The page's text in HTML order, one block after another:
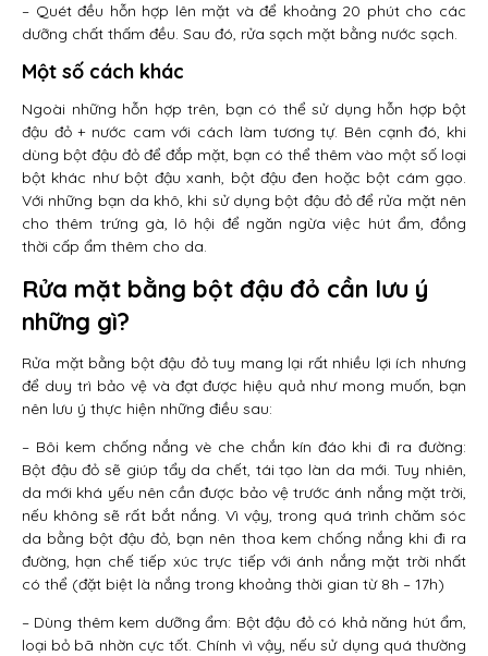
– Quét đều hỗn hợp lên mặt và để khoảng 20 phút cho các
dưỡng chất thấm đều. Sau đó, rửa sạch mặt bằng nước sạch.
Một số cách khác
Ngoài những hỗn hợp trên, bạn có thể sử dụng hỗn hợp bột
đậu đỏ + nước cam với cách làm tương tự. Bên cạnh đó, khi
dùng bột đậu đỏ để đắp mặt, bạn có thể thêm vào một số loại
bột khác như bột đậu xanh, bột đậu đen hoặc bột cám gạo.
Với những bạn da khô, khi sử dụng bột đậu đỏ để rửa mặt nên
cho thêm trứng gà, lô hội để ngăn ngừa việc hút ẩm, đồng
thời cấp ẩm thêm cho da.
Rửa mặt bằng bột đậu đỏ cần lưu ý
những gì?
Rửa mặt bằng bột đậu đỏ tuy mang lại rất nhiều lợi ích nhưng
để duy trì bảo vệ và đạt được hiệu quả như mong muốn, bạn
nên lưu ý thực hiện những điều sau:
– Bôi kem chống nắng vè che chắn kín đáo khi đi ra đường:
Bột đậu đỏ sẽ giúp tẩy da chết, tái tạo làn da mới. Tuy nhiên,
da mới khá yếu nên cần được bảo vệ trước ánh nắng mặt trời,
nếu không sẽ rất bắt nắng. Vì vậy, trong quá trình chăm sóc
da bằng bột đậu đỏ, bạn nên thoa kem chống nắng khi đi ra
đường, hạn chế tiếp xúc trực tiếp với ánh nắng mặt trời nhất
có thể (đặt biệt là nắng trong khoảng thời gian từ 8h – 17h)
– Dùng thêm kem dưỡng ẩm: Bột đậu đỏ có khả năng hút ẩm,
loại bỏ bã nhờn cực tốt. Chính vì vậy, nếu sử dụng quá thường